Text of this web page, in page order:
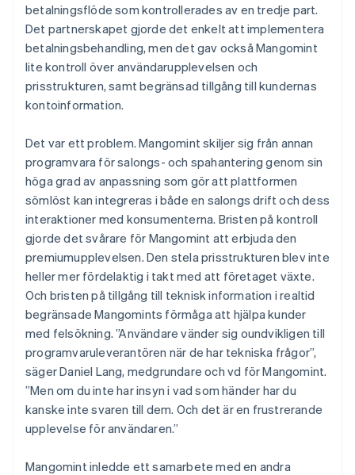
betalningsflöde som kontrollerades av en tredje part.
Det partnerskapet gjorde det enkelt att implementera
betalningsbehandling, men det gav också Mangomint
lite kontroll över användarupplevelsen och
prisstrukturen, samt begränsad tillgång till kundernas
kontoinformation.
Det var ett problem. Mangomint skiljer sig från annan
programvara för salongs- och spahantering genom sin
höga grad av anpassning som gör att plattformen
sömlöst kan integreras i både en salongs drift och dess
interaktioner med konsumenterna. Bristen på kontroll
gjorde det svårare för Mangomint att erbjuda den
premiumupplevelsen. Den stela prisstrukturen blev inte
heller mer fördelaktig i takt med att företaget växte.
Och bristen på tillgång till teknisk information i realtid
begränsade Mangomints förmåga att hjälpa kunder
med felsökning. ”Användare vänder sig oundvikligen till
programvaruleverantören när de har tekniska frågor”,
säger Daniel Lang, medgrundare och vd för Mangomint.
”Men om du inte har insyn i vad som händer har du
kanske inte svaren till dem. Och det är en frustrerande
upplevelse för användaren.”
Mangomint inledde ett samarbete med en andra